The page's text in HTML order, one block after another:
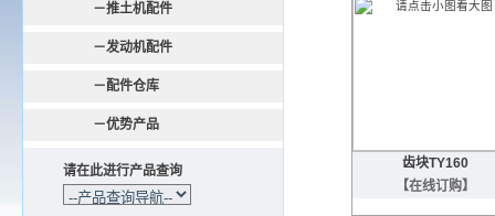
－推土机配件
－发动机配件
－配件仓库
－优势产品
请在此进行产品查询
齿块TY160
【在线订购】